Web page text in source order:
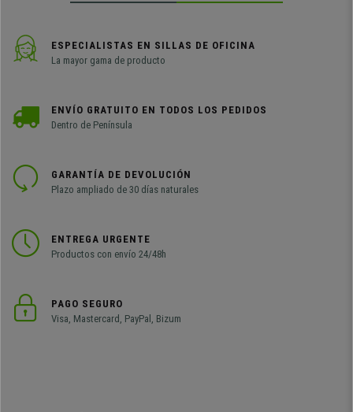
ESPECIALISTAS EN SILLAS DE OFICINA
La mayor gama de producto
ENVÍO GRATUITO EN TODOS LOS PEDIDOS
Dentro de Península
GARANTÍA DE DEVOLUCIÓN
Plazo ampliado de 30 días naturales
ENTREGA URGENTE
Productos con envío 24/48h
PAGO SEGURO
Visa, Mastercard, PayPal, Bizum